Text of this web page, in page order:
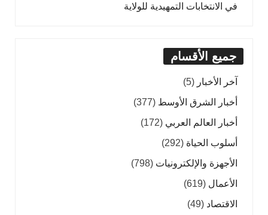
في الانتخابات التمهيدية للولاية
جميع الأقسام
آخر الأخبار (5)
أخبار الشرق الأوسط (377)
أخبار العالم العربي (172)
أسلوب الحياة (292)
الأجهزة والإلكترونيات (798)
الأعمال (619)
الاقتصاد (49)